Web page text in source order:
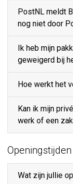
PostNL meldt
nog niet door
Ik heb mijn
geweigerd bij
Hoe werkt het
Kan ik mijn
werk of een
Openingstijden
Wat zijn jullie